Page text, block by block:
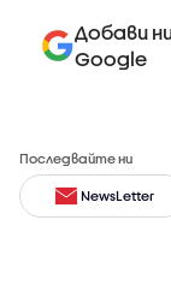
Добави
Google
Последвайте ни
NewsLetter